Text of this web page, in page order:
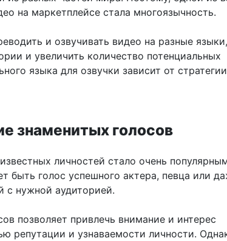
на маркетплейсе стала многоязычность.
и озвучивать видео на разные
и увеличить количество потенциальных
языка для озвучки зависит от
знаменитых голосов
личностей стало очень
быть голос успешного актера, певца или
с нужной аудиторией.
позволяет привлечь внимание и интерес
репутации и узнаваемости личности.